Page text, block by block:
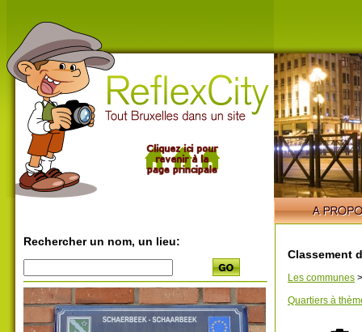
Rechercher un nom, un lieu:
Classement
Les communes >
Quartiers à